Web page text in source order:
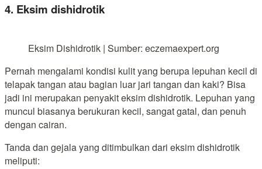
4. Eksim dishidrotik
Eksim Dishidrotik | Sumber: eczemaexpert.org
Pernah mengalami kondisi kulit yang berupa lepuhan kecil di
telapak tangan atau bagian luar jari tangan dan kaki? Bisa
jadi ini merupakan penyakit eksim dishidrotik. Lepuhan yang
muncul biasanya berukuran kecil, sangat gatal, dan penuh
dengan cairan.
Tanda dan gejala yang ditimbulkan dari eksim dishidrotik
meliputi: